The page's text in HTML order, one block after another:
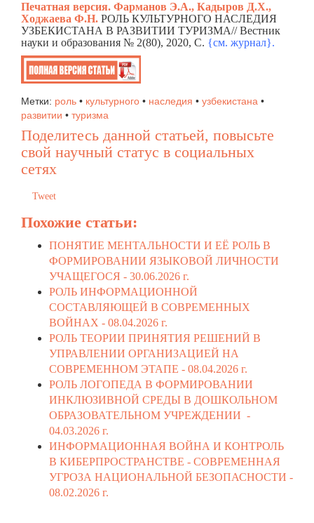
Печатная версия. Фарманов Э.А., Кадыров Д.Х.,
Ходжаева Ф.Н. РОЛЬ КУЛЬТУРНОГО НАСЛЕДИЯ
УЗБЕКИСТАНА В РАЗВИТИИ ТУРИЗМА// Вестник
науки и образования № 2(80), 2020, C. {см. журнал}.
Метки: роль • культурного • наследия • узбекистана •
развитии • туризма
Поделитесь данной статьей, повысьте
свой научный статус в социальных
сетях
Tweet
Похожие статьи:
ПОНЯТИЕ МЕНТАЛЬНОСТИ И ЕЁ РОЛЬ В
ФОРМИРОВАНИИ ЯЗЫКОВОЙ ЛИЧНОСТИ
УЧАЩЕГОСЯ - 30.06.2026 г.
РОЛЬ ИНФОРМАЦИОННОЙ
СОСТАВЛЯЮЩЕЙ В СОВРЕМЕННЫХ
ВОЙНАХ - 08.04.2026 г.
РОЛЬ ТЕОРИИ ПРИНЯТИЯ РЕШЕНИЙ В
УПРАВЛЕНИИ ОРГАНИЗАЦИЕЙ НА
СОВРЕМЕННОМ ЭТАПЕ - 08.04.2026 г.
РОЛЬ ЛОГОПЕДА В ФОРМИРОВАНИИ
ИНКЛЮЗИВНОЙ СРЕДЫ В ДОШКОЛЬНОМ
ОБРАЗОВАТЕЛЬНОМ УЧРЕЖДЕНИИ -
04.03.2026 г.
ИНФОРМАЦИОННАЯ ВОЙНА И КОНТРОЛЬ
В КИБЕРПРОСТРАНСТВЕ - СОВРЕМЕННАЯ
УГРОЗА НАЦИОНАЛЬНОЙ БЕЗОПАСНОСТИ -
08.02.2026 г.